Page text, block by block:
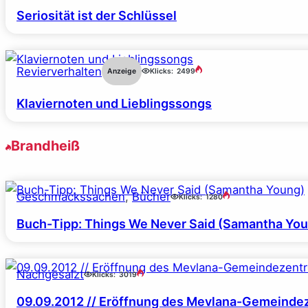
Seriosität ist der Schlüssel
Revierverhalten Anzeige Klicks: 2499
Klaviernoten und Lieblingssongs
Brandheiß
Geschmackssachen, Bücher Klicks: 1280
Buch-Tipp: Things We Never Said (Samantha
Nachgesalzt Klicks: 3019
09.09.2012 // Eröffnung des Mevlana-